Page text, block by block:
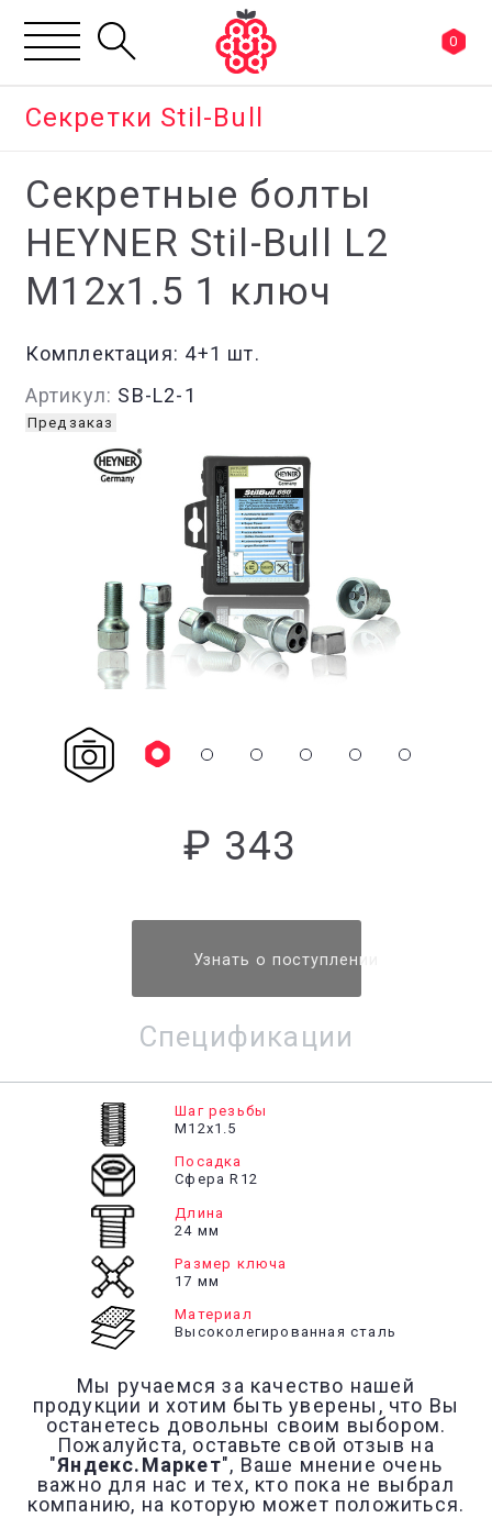
0
Секретки Stil-Bull
Секретные болты
HEYNER Stil-Bull L2
M12x1.5 1 ключ
Комплектация: 4+1 шт.
Артикул: SB-L2-1
Предзаказ
₽ 343
Узнать о поступлении
Спецификации
Шаг резьбы
М12х1.5
Посадка
Сфера R12
Длина
24 мм
Размер ключа
17 мм
Материал
Высоколегированная сталь
Мы ручаемся за качество нашей
продукции и хотим быть уверены, что Вы
останетесь довольны своим выбором.
Пожалуйста, оставьте свой отзыв на
"Яндекс.Маркет", Ваше мнение очень
важно для нас и тех, кто пока не выбрал
компанию, на которую может положиться.